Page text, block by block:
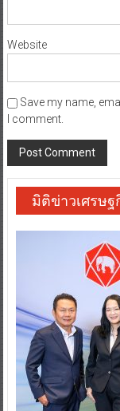
Website
Save my name,
I comment.
มิติข่าวเศรษฐ